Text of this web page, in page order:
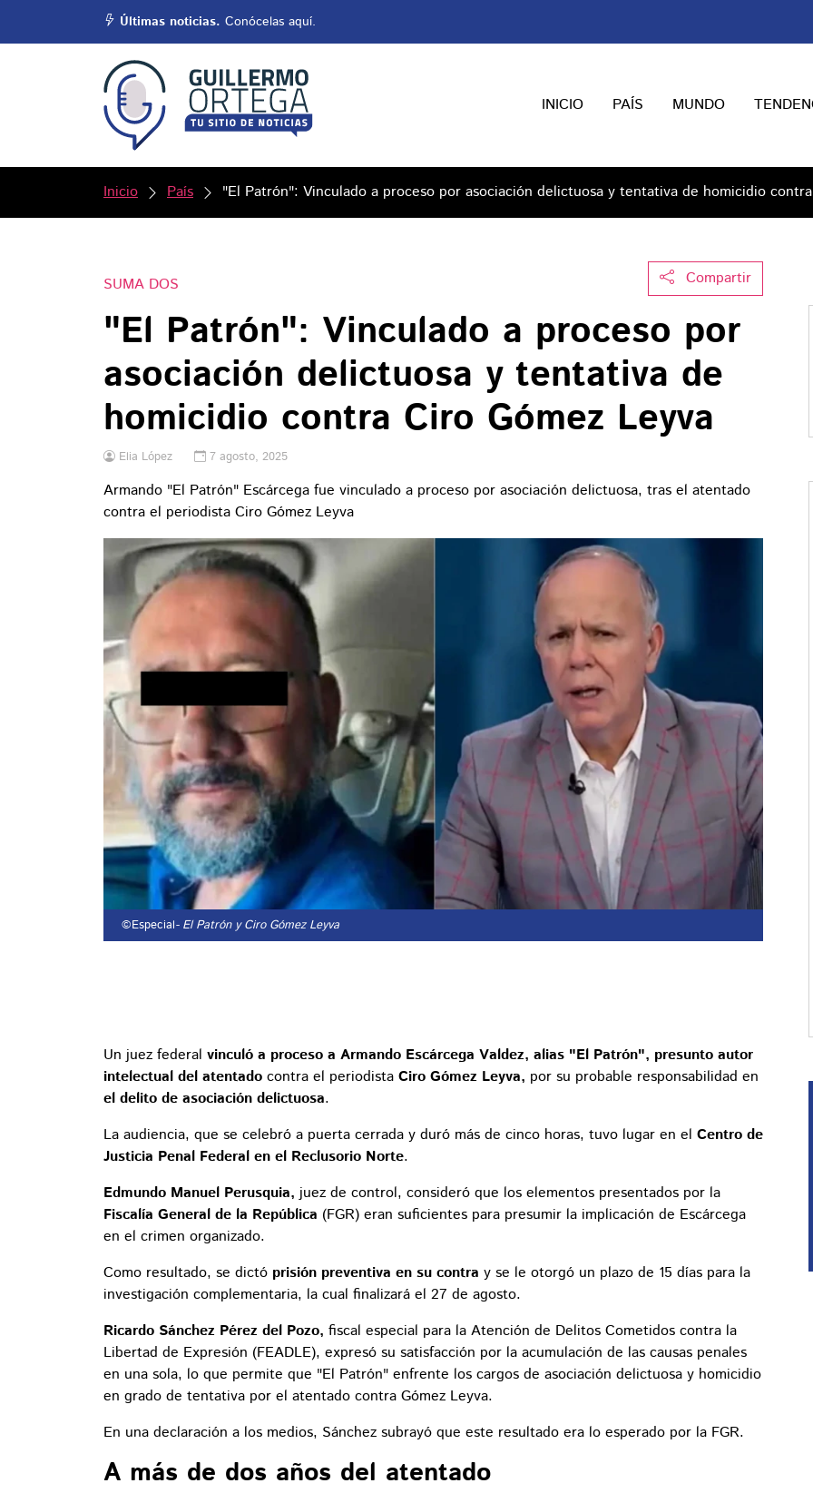
Últimas noticias. Conócelas aquí.
INICIO PAÍS MUNDO
Inicio País "El Patrón": Vinculado a proceso por asociación delictuosa y tentativa de homicidio
Compartir
SUMA DOS
"El Patrón": Vinculado a proceso por
asociación delictuosa y tentativa de
homicidio contra Ciro Gómez Leyva
Elia López 7 agosto, 2025
Armando "El Patrón" Escárcega fue vinculado a proceso por asociación delictuosa, tras el atentado
contra el periodista Ciro Gómez Leyva
©Especial- El Patrón y Ciro Gómez Leyva
Un juez federal vinculó a proceso a Armando Escárcega Valdez, alias "El Patrón", presunto autor
intelectual del atentado contra el periodista Ciro Gómez Leyva, por su probable responsabilidad en
el delito de asociación delictuosa.
La audiencia, que se celebró a puerta cerrada y duró más de cinco horas, tuvo lugar en el Centro de
Justicia Penal Federal en el Reclusorio Norte.
Edmundo Manuel Perusquia, juez de control, consideró que los elementos presentados por la
Fiscalía General de la República (FGR) eran suficientes para presumir la implicación de Escárcega
en el crimen organizado.
Como resultado, se dictó prisión preventiva en su contra y se le otorgó un plazo de 15 días para la
investigación complementaria, la cual finalizará el 27 de agosto.
Ricardo Sánchez Pérez del Pozo, fiscal especial para la Atención de Delitos Cometidos contra la
Libertad de Expresión (FEADLE), expresó su satisfacción por la acumulación de las causas penales
en una sola, lo que permite que "El Patrón" enfrente los cargos de asociación delictuosa y homicidio
en grado de tentativa por el atentado contra Gómez Leyva.
En una declaración a los medios, Sánchez subrayó que este resultado era lo esperado por la FGR.
A más de dos años del atentado